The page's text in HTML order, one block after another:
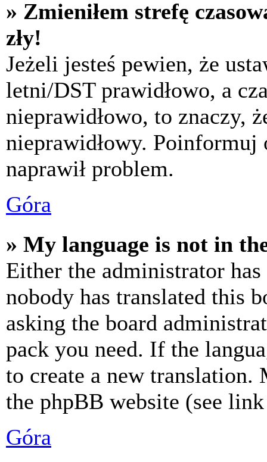
» Zmieniłem strefę
zły!
Jeżeli jesteś pewien, że
letni/DST prawidłowo, a
nieprawidłowo, to znaczy,
nieprawidłowy.
naprawił problem.
Góra
» My language is not in
Either the administrator
nobody has translated this
asking the board
pack you need. If the
to create a new
the phpBB website (see
Góra